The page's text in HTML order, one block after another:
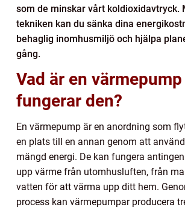
som de minskar vårt koldioxidavtryck.
tekniken kan du sänka dina
behaglig inomhusmiljö och hjälpa
gång.
Vad är en
fungerar den?
En värmepump är en anordning som
en plats till en annan genom att
mängd energi. De kan fungera
upp värme från utomhusluften, från
vatten för att värma upp ditt hem.
process kan värmepumpar producera